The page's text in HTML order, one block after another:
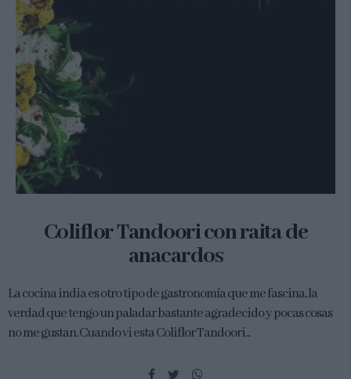
Coliflor Tandoori con raita de
anacardos
La cocina india es otro tipo de gastronomía que me fascina, la
verdad que tengo un paladar bastante agradecido y pocas cosas
no me gustan. Cuando vi esta Coliflor Tandoori...